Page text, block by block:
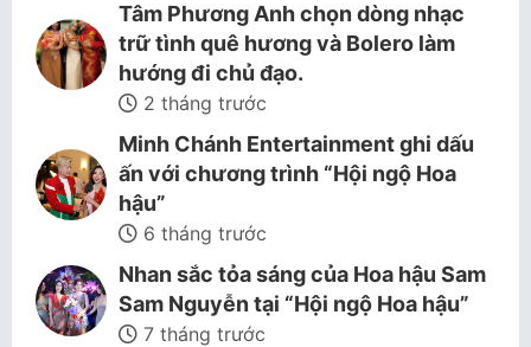
Tâm Phương Anh chọn dòng nhạc
trữ tình quê hương và Bolero làm
hướng đi chủ đạo.
2 tháng trước
Minh Chánh Entertainment ghi dấu
ấn với chương trình “Hội ngộ Hoa
hậu”
6 tháng trước
Nhan sắc tỏa sáng của Hoa hậu Sam
Sam Nguyễn tại “Hội ngộ Hoa hậu”
7 tháng trước